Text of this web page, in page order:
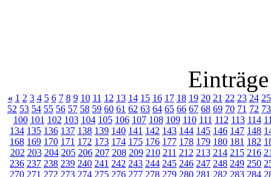
« 1 2 3 4 5 6 7 8 9 10 11 12 13 14 15 16 17 18 19 20 21 22 23 24 25
52 53 54 55 56 57 58 59 60 61 62 63 64 65 66 67 68 69 70 71 72 73
100 101 102 103 104 105 106 107 108 109 110 111 112 113 114
134 135 136 137 138 139 140 141 142 143 144 145 146 147 148
168 169 170 171 172 173 174 175 176 177 178 179 180 181 182
202 203 204 205 206 207 208 209 210 211 212 213 214 215 216
236 237 238 239 240 241 242 243 244 245 246 247 248 249 250
270 271 272 273 274 275 276 277 278 279 280 281 282 283 284